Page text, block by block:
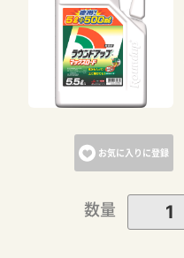
お気に入りに登録
数量